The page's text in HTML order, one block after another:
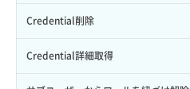
Credential削除
Credential詳細取得